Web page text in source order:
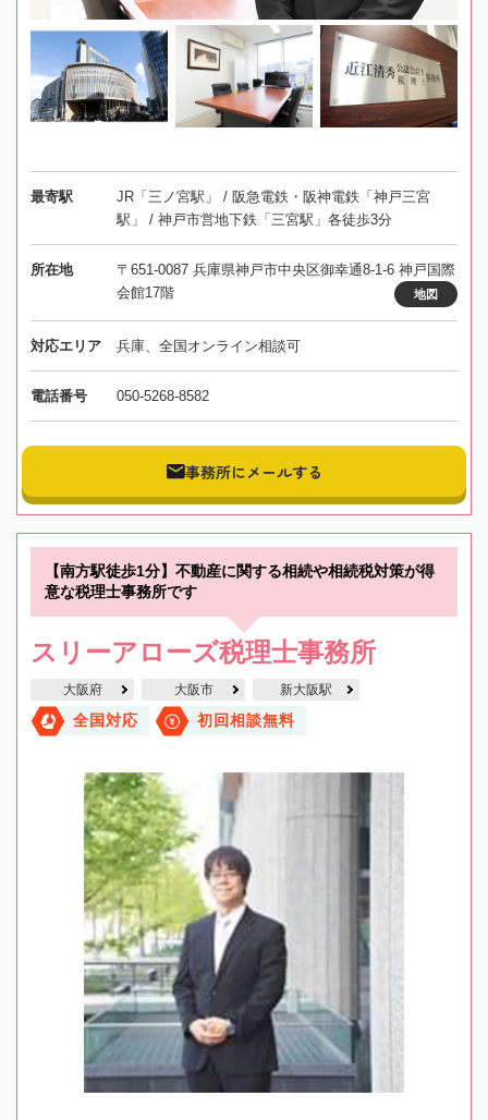
最寄駅
JR「三ノ宮駅」 / 阪急電鉄・阪神電鉄「神戸三宮
駅」 / 神戸市営地下鉄「三宮駅」各徒歩3分
所在地
〒651-0087 兵庫県神戸市中央区御幸通8-1-6 神戸国際
会館17階
地図
対応エリア 兵庫、全国オンライン相談可
電話番号 050-5268-8582
事務所にメールする
【南方駅徒歩1分】不動産に関する相続や相続税対策が得
意な税理士事務所です
スリーアローズ税理士事務所
大阪府 大阪市 新大阪駅
全国対応 初回相談無料